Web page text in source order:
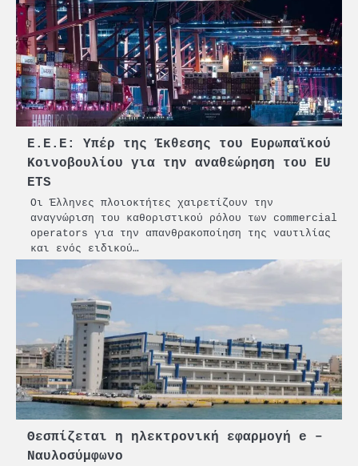
Ε.Ε.Ε: Υπέρ της Έκθεσης του Ευρωπαϊκού
Κοινοβουλίου για την αναθεώρηση του EU
ETS
Οι Έλληνες πλοιοκτήτες χαιρετίζουν την
αναγνώριση του καθοριστικού ρόλου των commercial
operators για την απανθρακοποίηση της ναυτιλίας
και ενός ειδικού…
Θεσπίζεται η ηλεκτρονική εφαρμογή e –
Ναυλοσύμφωνο